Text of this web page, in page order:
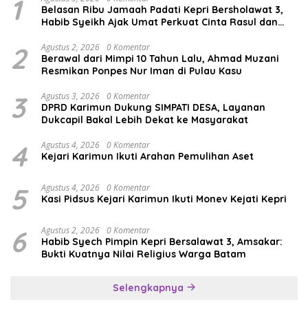
1
Belasan Ribu Jamaah Padati Kepri Bersholawat 3,
Habib Syeikh Ajak Umat Perkuat Cinta Rasul dan
2 Agustus 2, 2026 0 Komentar
Berawal dari Mimpi 10 Tahun Lalu, Ahmad Muzani
Resmikan Ponpes Nur Iman di Pulau Kasu
3 Agustus 3, 2026 0 Komentar
DPRD Karimun Dukung SIMPATI DESA, Layanan
Dukcapil Bakal Lebih Dekat ke Masyarakat
4 Agustus 4, 2026 0 Komentar
Kejari Karimun Ikuti Arahan Pemulihan Aset
5 Agustus 4, 2026 0 Komentar
Kasi Pidsus Kejari Karimun Ikuti Monev Kejati Kepri
6 Agustus 2, 2026 0 Komentar
Habib Syech Pimpin Kepri Bersalawat 3, Amsakar:
Bukti Kuatnya Nilai Religius Warga Batam
Selengkapnya